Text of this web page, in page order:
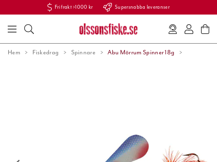
Fri frakt >1000 kr Supersnabba leveranser
Hem Fiskedrag Spinnare Abu Mörrum Spinner 18g